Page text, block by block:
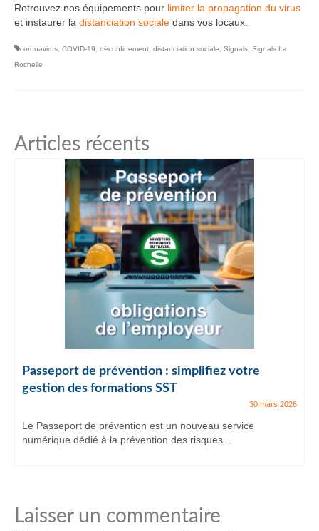
Retrouvez nos équipements pour limiter la propagation du virus
et instaurer la distanciation sociale dans vos locaux.
coronavirus, COVID-19, déconfinement, distanciation sociale, Signals, Signals La
Rochelle
Articles récents
Passeport de prévention : simplifiez votre
gestion des formations SST
30 mars 2026
Le Passeport de prévention est un nouveau service
numérique dédié à la prévention des risques...
Laisser un commentaire